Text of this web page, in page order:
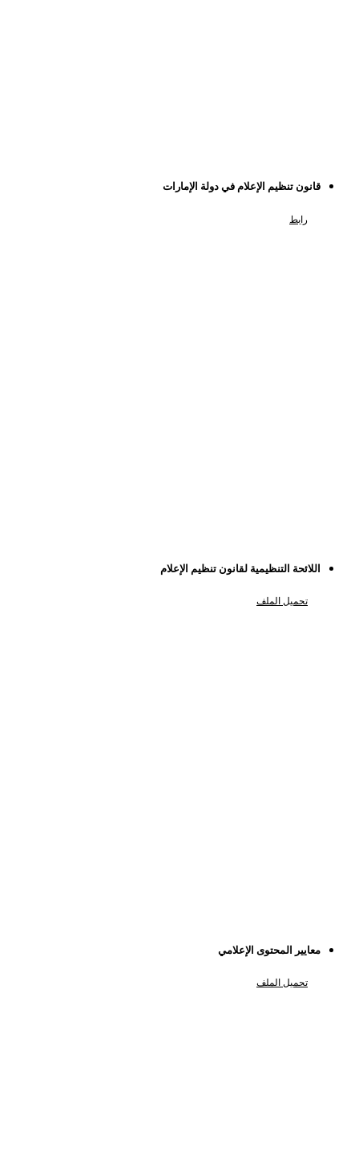
قانون تنظيم الإعلام في دولة الإمارات
رابط
اللائحة التنظيمية لقانون تنظيم الإعلام
تحميل الملف
معايير المحتوى الإعلامي
تحميل الملف